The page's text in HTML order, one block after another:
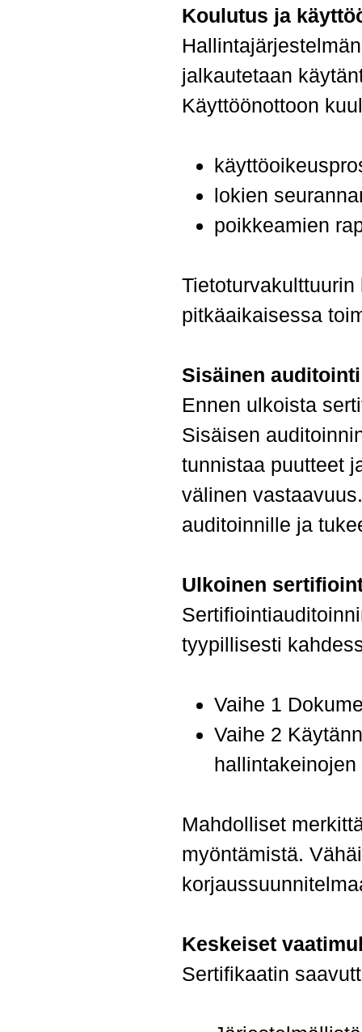
Koulutus ja
jalkautetaan
Käyttöönottoon
lokien
poikkeamien
pitkäaikaisessa
Sisäinen auditointi
Ennen ulkoista
Sisäisen
tunnistaa puutteet
välinen
auditoinnille ja
Ulkoinen
tyypillisesti
Vaihe 1
Vaihe 2
Mahdolliset
myöntämistä.
Keskeiset
Sertifikaatin